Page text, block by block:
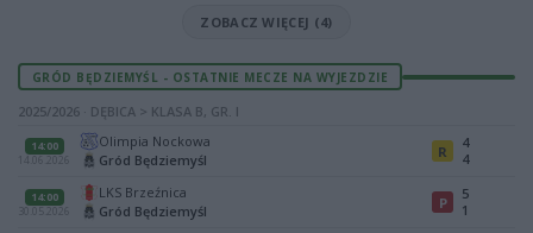
ZOBACZ WIĘCEJ (4)
GRÓD BĘDZIEMYŚL - OSTATNIE MECZE NA WYJEZDZIE
2025/2026 · DĘBICA > KLASA B, GR. I
14:00
14.06.2026
Olimpia Nockowa
Gród Będziemyśl
R
4
4
14:00
30.05.2026
LKS Brzeźnica
Gród Będziemyśl
P
5
1